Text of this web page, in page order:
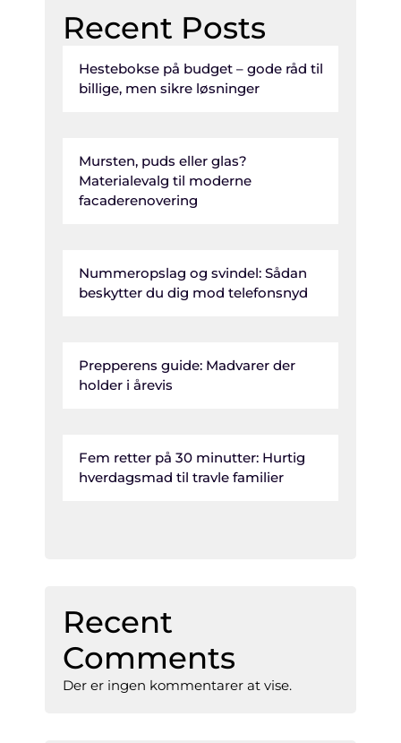
Recent Posts
Hestebokse på budget – gode råd til
billige, men sikre løsninger
Mursten, puds eller glas?
Materialevalg til moderne
facaderenovering
Nummeropslag og svindel: Sådan
beskytter du dig mod telefonsnyd
Prepperens guide: Madvarer der
holder i årevis
Fem retter på 30 minutter: Hurtig
hverdagsmad til travle familier
Recent
Comments
Der er ingen kommentarer at vise.